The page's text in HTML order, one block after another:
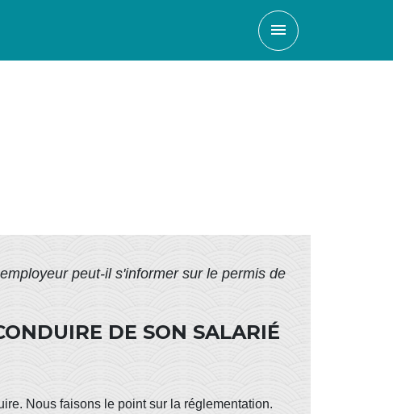
menu
peut-il s'informer sur le permis de
DE SON SALARIÉ
Nous faisons le point sur la réglementation.